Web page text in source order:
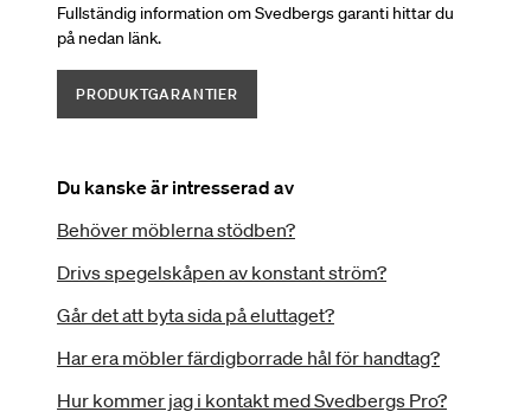
Fullständig information om Svedbergs garanti hittar du
på nedan länk.
PRODUKTGARANTIER
Du kanske är intresserad av
Behöver möblerna stödben?
Drivs spegelskåpen av konstant ström?
Går det att byta sida på eluttaget?
Har era möbler färdigborrade hål för handtag?
Hur kommer jag i kontakt med Svedbergs Pro?